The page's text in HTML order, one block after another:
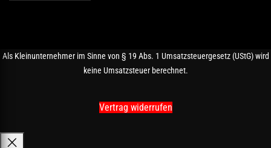
Als Kleinunternehmer im Sinne von § 19 Abs. 1 Umsatzsteuergesetz (UStG) wird
keine Umsatzsteuer berechnet.
Vertrag widerrufen